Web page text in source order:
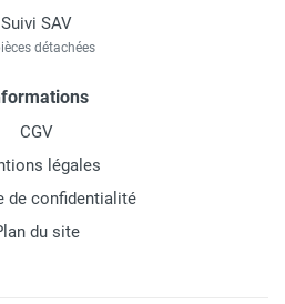
Suivi SAV
détachées
CGV
légales
de confidentialité
du site